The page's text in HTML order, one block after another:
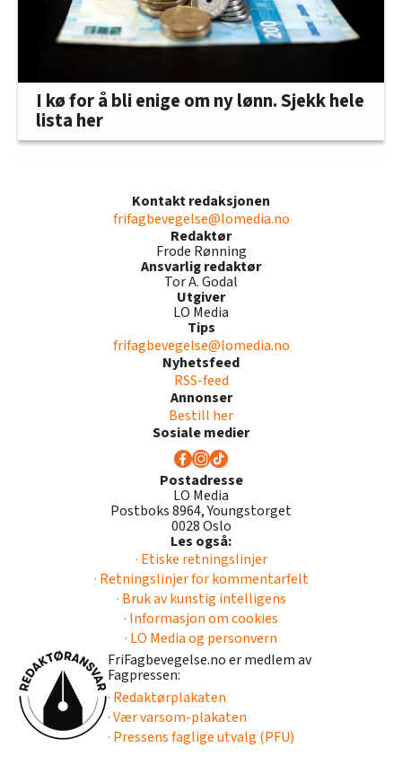
I kø for å bli enige om ny lønn. Sjekk hele
lista her
Kontakt redaksjonen
frifagbevegelse@lomedia.no
Redaktør
Frode Rønning
Ansvarlig redaktør
Tor A. Godal
Utgiver
LO Media
Tips
frifagbevegelse@lomedia.no
Nyhetsfeed
RSS-feed
Annonser
Bestill her
Sosiale medier
Postadresse
LO Media
Postboks 8964, Youngstorget
0028 Oslo
Les også:
· Etiske retningslinjer
· Retningslinjer for kommentarfelt
· Bruk av kunstig intelligens
· Informasjon om cookies
· LO Media og personvern
FriFagbevegelse.no er medlem av
Fagpressen:
· Redaktørplakaten
· Vær varsom-plakaten
· Pressens faglige utvalg (PFU)